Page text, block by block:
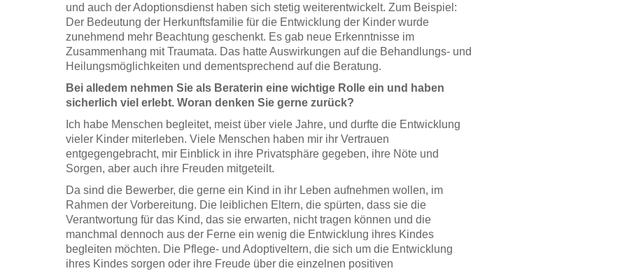
und auch der Adoptionsdienst haben sich stetig weiterentwickelt. Zum Beispiel:
Der Bedeutung der Herkunftsfamilie für die Entwicklung der Kinder wurde
zunehmend mehr Beachtung geschenkt. Es gab neue Erkenntnisse im
Zusammenhang mit Traumata. Das hatte Auswirkungen auf die Behandlungs- und
Heilungsmöglichkeiten und dementsprechend auf die Beratung.
Bei alledem nehmen Sie als Beraterin eine wichtige Rolle ein und haben
sicherlich viel erlebt. Woran denken Sie gerne zurück?
Ich habe Menschen begleitet, meist über viele Jahre, und durfte die Entwicklung
vieler Kinder miterleben. Viele Menschen haben mir ihr Vertrauen
entgegengebracht, mir Einblick in ihre Privatsphäre gegeben, ihre Nöte und
Sorgen, aber auch ihre Freuden mitgeteilt.
Da sind die Bewerber, die gerne ein Kind in ihr Leben aufnehmen wollen, im
Rahmen der Vorbereitung. Die leiblichen Eltern, die spürten, dass sie die
Verantwortung für das Kind, das sie erwarten, nicht tragen können und die
manchmal dennoch aus der Ferne ein wenig die Entwicklung ihres Kindes
begleiten möchten. Die Pflege- und Adoptiveltern, die sich um die Entwicklung
ihres Kindes sorgen oder ihre Freude über die einzelnen positiven